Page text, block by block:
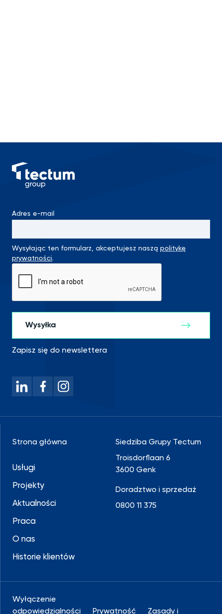
Adres e-mail
Wysyłając ten formularz, akceptujesz naszą politykę
prywatności.
Zapisz się do newslettera
Strona główna
Usługi
Projekty
Aktualności
Praca
O nas
Historie klientów
Siedziba Grupy Tectum
Troisdorflaan 6
3600 Genk
Doradztwo i sprzedaż
0800 11 375
Wyłączenie
odpowiedzialności
Prywatność Zasady i